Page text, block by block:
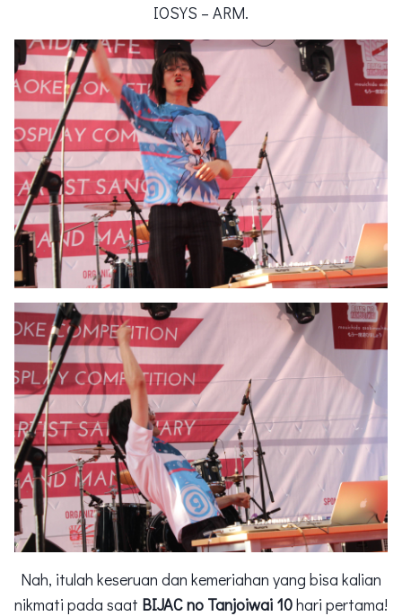
IOSYS – ARM.
Nah, itulah keseruan dan kemeriahan yang bisa kalian
nikmati pada saat BIJAC no Tanjoiwai 10hari pertama!